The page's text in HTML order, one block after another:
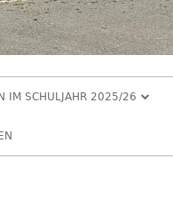
IM SCHULJAHR 2025/26
2025